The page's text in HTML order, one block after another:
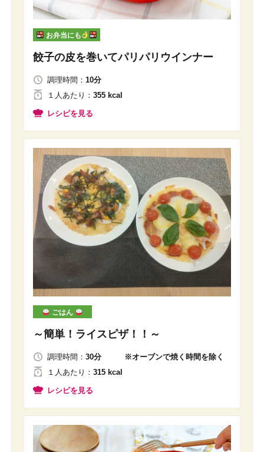
お弁当にも
餃子の皮を巻いてパリパリウインナー
調理時間： 10分
１人 あたり ： 355 kcal
レシピを見る
ごはん
～簡単！ライスピザ！！～
調理時間： 30分 ※オーブンで焼く時間を除く
１人 あたり ： 315 kcal
レシピを見る